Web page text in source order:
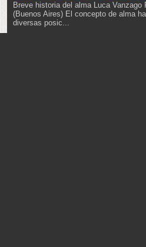
Breve historia del alma Luca
(Buenos Aires) El concepto de alma
diversas posic...